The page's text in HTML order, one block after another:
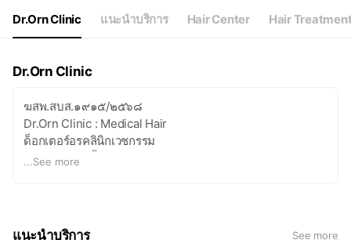
Dr.Orn Clinic แนะนำบริการ Hair Center Hair
Dr.Orn Clinic
ฆสพ.สบส.๑๙๑๕/๒๕๖๘
Dr.Orn Clinic : Medical Hair
ด็อกเตอร์อรคลินิกเวชกรรม
เปิดให้บริการทั้ง 4 สาขา
...See more
แนะนำบริการ See more